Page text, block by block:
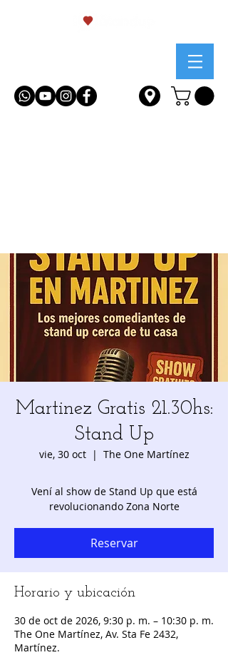
Martinez Gratis 21.30hs:
Stand Up
vie, 30 oct
  |
The One Martínez
Vení al show de Stand Up que está
revolucionando Zona Norte
Reservar
Horario y ubicación
30 de oct de 2026, 9:30 p. m. – 10:30 p. m.
The One Martínez, Av. Sta Fe 2432,
Martínez.